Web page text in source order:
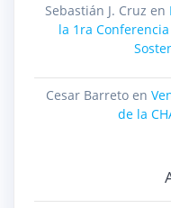
Sebastián J. Cruz en
la 1ra
Cesar Barretoen
de la